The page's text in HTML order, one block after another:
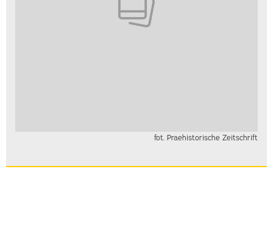
fot. Praehistorische Zeitschrift